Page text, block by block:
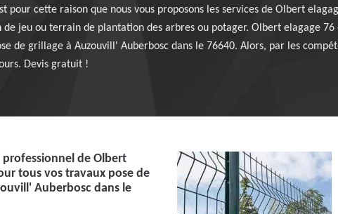
pour cette raison que nous vous proposons les services de Olbert
jeu ou terrain de plantation des arbres ou potager. Olbert elagage
de grillage à Auzouvill' Auberbosc dans le 76640. Alors, par les
Devis gratuit !
professionnel de Olbert
tous vos travaux pose de
Auberbosc dans le